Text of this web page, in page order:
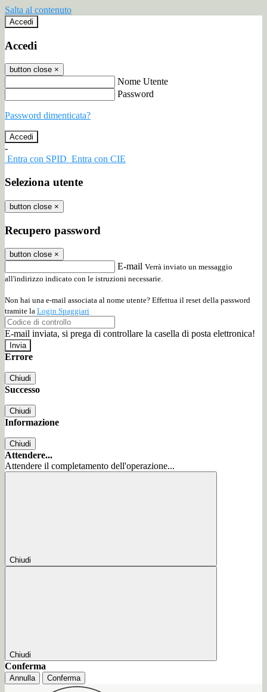
Salta al contenuto
Accedi
Accedi
button close ×
Nome Utente
Password
Password dimenticata?
-
Entra con SPID Entra con CIE
Seleziona utente
button close ×
Recupero password
button close ×
E-mail Verrà inviato un messaggio
all'indirizzo indicato con le istruzioni necessarie.
Non hai una e-mail associata al nome utente? Effettua il reset della password
tramite la Login Spaggiari
E-mail inviata, si prega di controllare la casella di posta elettronica!
Errore
Chiudi
Successo
Chiudi
Informazione
Chiudi
Attendere...
Attendere il completamento dell'operazione...
Chiudi
Chiudi
Conferma
Annulla Conferma